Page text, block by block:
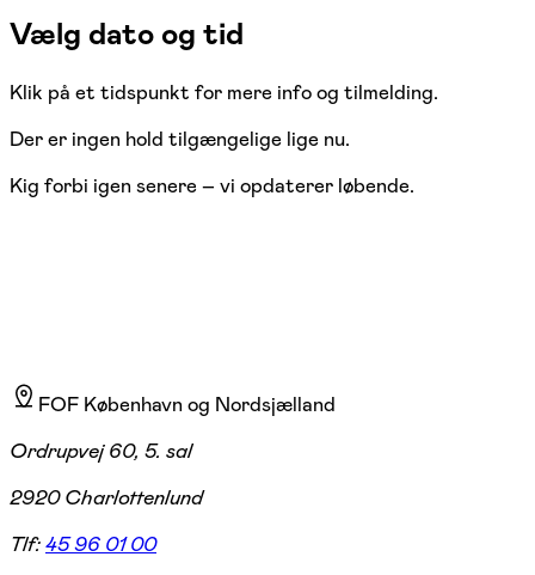
Vælg dato og tid
Klik på et tidspunkt for mere info og tilmelding.
Der er ingen hold tilgængelige lige nu.
Kig forbi igen senere – vi opdaterer løbende.
FOF København og Nordsjælland
Ordrupvej 60, 5. sal
2920 Charlottenlund
Tlf:45 96 01 00